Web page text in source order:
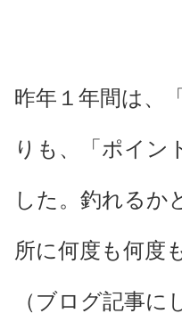
昨年１年間は、
りも、「ポイン
した。釣れるか
所に何度も何度
（ブログ記事